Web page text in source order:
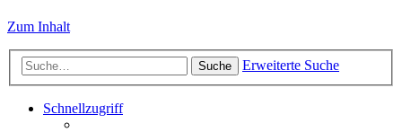
Zum Inhalt
Suche Erweiterte Suche
Schnellzugriff